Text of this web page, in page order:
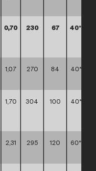
0,70 230 67
1,07 270 84
1,70 304 100
2,31 295 120